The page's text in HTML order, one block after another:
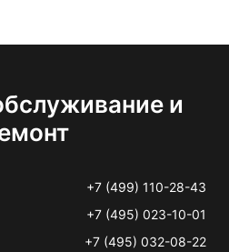
и
+7 (499) 110-28-43
+7 (495) 023-10-01
+7 (495) 032-08-22